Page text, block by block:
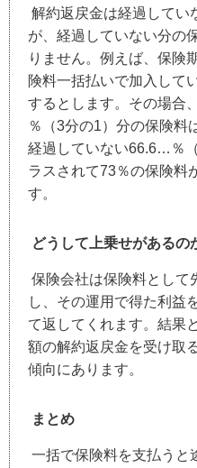
解約返戻金は経過してい
が、経過していない分の
りません。例えば、保険
険料一括払いで加入して
するとします。その場合
％（3分の1）分の保険料
経過していない66.6…％
ラスされて73％の保険料
す。
どうして上乗せがあるの
保険会社は保険料として
し、その運用で得た利益
て返してくれます。結果
額の解約返戻金を受け取
傾向にあります。
まとめ
一括で保険料を支払うと